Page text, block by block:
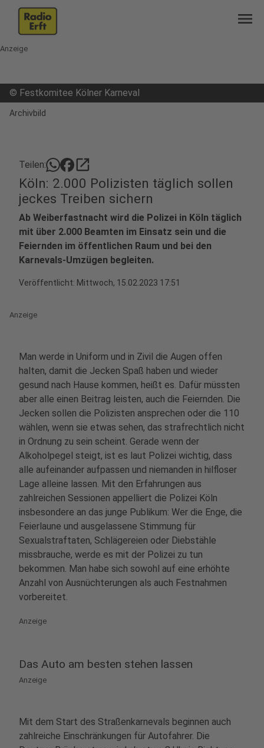
menu
Anzeige
© Festkomitee Kölner Karneval
Archivbild
Teilen: open_in_new
Köln: 2.000 Polizisten täglich sollen
jeckes Treiben sichern
Ab Weiberfastnacht wird die Polizei in Köln täglich
mit über 2.000 Beamten im Einsatz sein und die
Feiernden im öffentlichen Raum und bei den
Karnevals-Umzügen begleiten.
Veröffentlicht: Mittwoch, 15.02.2023 17:51
Anzeige
Man werde in Uniform und in Zivil die Augen offen
halten, damit die Jecken Spaß haben und wieder
gesund nach Hause kommen, heißt es. Dafür müssten
aber alle einen Beitrag leisten, auch die Feiernden. Die
Jecken sollen die Polizisten ansprechen oder die 110
wählen, wenn sie etwas sehen, das strafrechtlich nicht
in Ordnung zu sein scheint. Gerade wenn der
Alkoholpegel steigt, ist es laut Polizei wichtig, dass
alle aufeinander aufpassen und niemanden in hilfloser
Lage alleine lassen. Mit den Erfahrungen aus
zahlreichen Sessionen appelliert die Polizei Köln
insbesondere an das junge Publikum: Wer die Enge, die
Feierlaune und ausgelassene Stimmung für
Sexualstraftaten, Schlägereien oder Diebstähle
missbrauche, werde es mit der Polizei zu tun
bekommen. Man habe sich sowohl auf eine erhöhte
Anzahl von Ausnüchterungen als auch Festnahmen
vorbereitet.
Anzeige
Das Auto am besten stehen lassen
Anzeige
Mit dem Start des Straßenkarnevals beginnen auch
zahlreiche Einschränkungen für Autofahrer. Die